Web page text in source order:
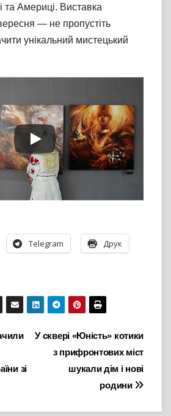
та Америці. Виставка
— не пропустіть
унікальний мистецький
Telegram Друк
У сквері «Юність» котики
з прифронтових міст
шукали дім і нові
родини
зі